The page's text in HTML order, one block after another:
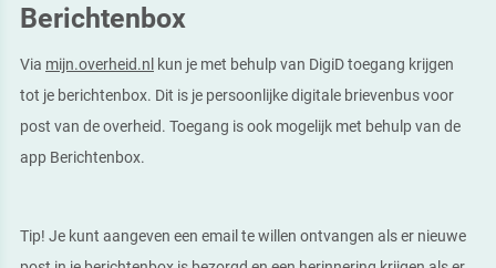
Berichtenbox
Via mijn.overheid.nl kun je met behulp van DigiD toegang krijgen
tot je berichtenbox. Dit is je persoonlijke digitale brievenbus voor
post van de overheid. Toegang is ook mogelijk met behulp van de
app Berichtenbox.
Tip! Je kunt aangeven een email te willen ontvangen als er nieuwe